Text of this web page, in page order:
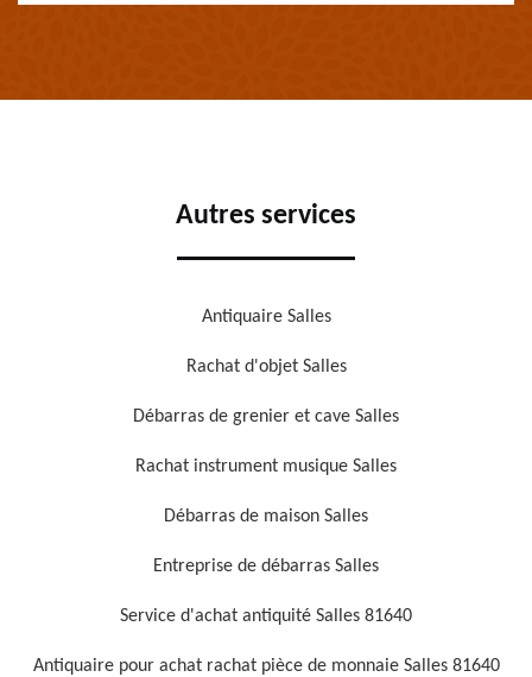
Autres services
Antiquaire Salles
Rachat d'objet Salles
Débarras de grenier et cave Salles
Rachat instrument musique Salles
Débarras de maison Salles
Entreprise de débarras Salles
Service d'achat antiquité Salles 81640
Antiquaire pour achat rachat pièce de monnaie Salles 81640